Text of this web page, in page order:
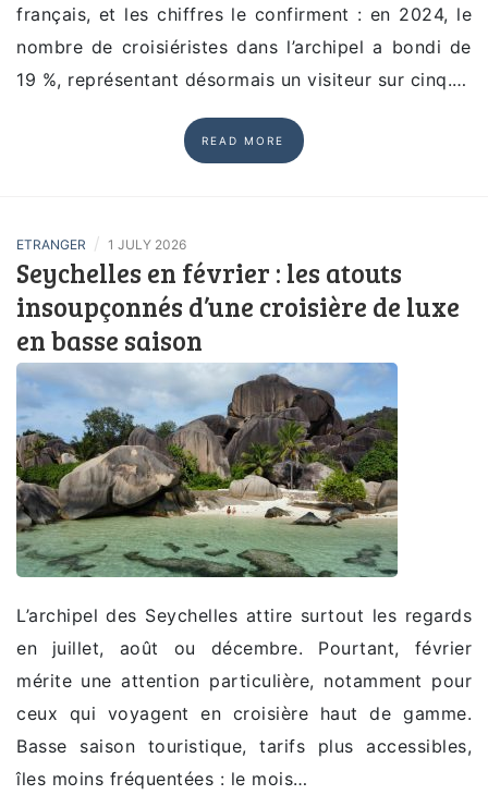
français, et les chiffres le confirment : en 2024, le
nombre de croisiéristes dans l’archipel a bondi de
19 %, représentant désormais un visiteur sur cinq.…
READ MORE
ETRANGER / 1 JULY 2026
Seychelles en février : les atouts
insoupçonnés d’une croisière de luxe
en basse saison
L’archipel des Seychelles attire surtout les regards
en juillet, août ou décembre. Pourtant, février
mérite une attention particulière, notamment pour
ceux qui voyagent en croisière haut de gamme.
Basse saison touristique, tarifs plus accessibles,
îles moins fréquentées : le mois…